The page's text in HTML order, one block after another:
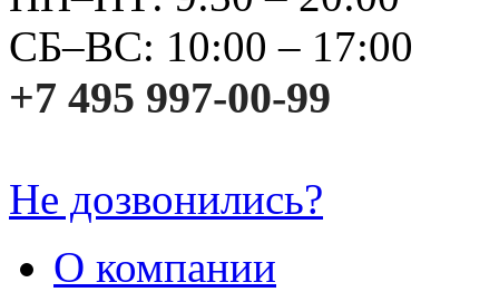
СБ–ВС: 10:00 – 17:00
+7 495 997-00-99
Не дозвонились?
О компании